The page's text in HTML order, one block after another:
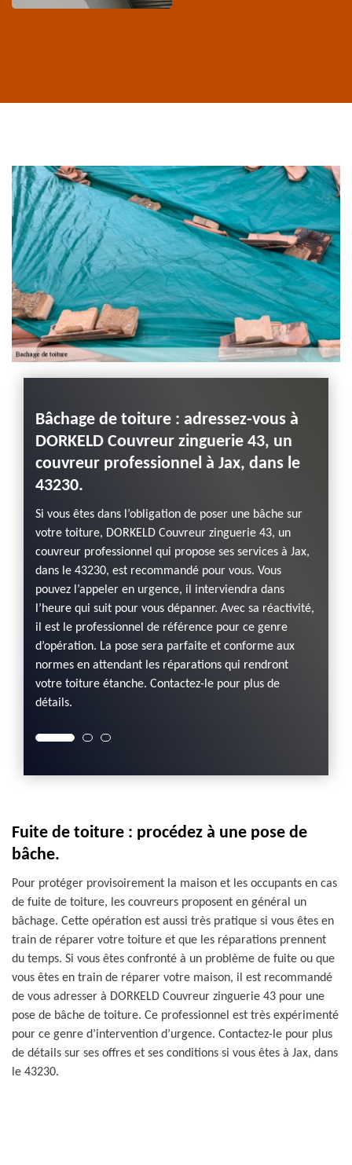
de rive 43
Haute-Loire
Bâchage de toiture : adressez-vous à
DORKELD Couvreur zinguerie 43, un
couvreur professionnel à Jax, dans le
43230.
Si vous êtes dans l’obligation de poser une bâche sur
votre toiture, DORKELD Couvreur zinguerie 43, un
couvreur professionnel qui propose ses services à Jax,
dans le 43230, est recommandé pour vous. Vous
pouvez l’appeler en urgence, il interviendra dans
l’heure qui suit pour vous dépanner. Avec sa réactivité,
il est le professionnel de référence pour ce genre
d’opération. La pose sera parfaite et conforme aux
normes en attendant les réparations qui rendront
votre toiture étanche. Contactez-le pour plus de
détails.
Fuite de toiture : procédez à une pose de
bâche.
Pour protéger provisoirement la maison et les occupants en cas
de fuite de toiture, les couvreurs proposent en général un
bâchage. Cette opération est aussi très pratique si vous êtes en
train de réparer votre toiture et que les réparations prennent
du temps. Si vous êtes confronté à un problème de fuite ou que
vous êtes en train de réparer votre maison, il est recommandé
de vous adresser à DORKELD Couvreur zinguerie 43 pour une
pose de bâche de toiture. Ce professionnel est très expérimenté
pour ce genre d’intervention d’urgence. Contactez-le pour plus
de détails sur ses offres et ses conditions si vous êtes à Jax, dans
le 43230.